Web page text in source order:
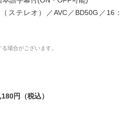
ステレオ）／AVC／BD50G／16：
場合がございます。
円（税込）